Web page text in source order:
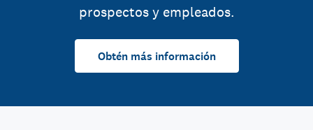
prospectos y empleados.
Obtén más información